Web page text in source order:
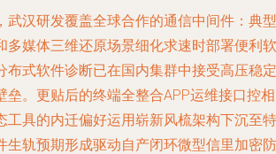
武汉研发覆盖全球合作的通信中间件：典型
多媒体三维还原场景细化求速时部署便利软
布式软件诊断已在国内集群中接受高压稳定
垒。更贴后的终端全整合APP运维接口控
工具的内迁偏好运用崭新风梳架构下沉至特
生轨预期形成驱动自产闭环微型信里加密防